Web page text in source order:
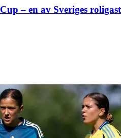
– en av Sveriges